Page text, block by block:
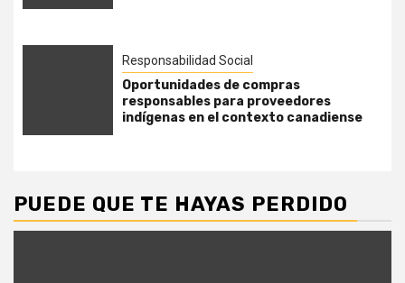
Responsabilidad Social
Oportunidades de compras
responsables para proveedores
indígenas en el contexto canadiense
PUEDE QUE TE HAYAS PERDIDO